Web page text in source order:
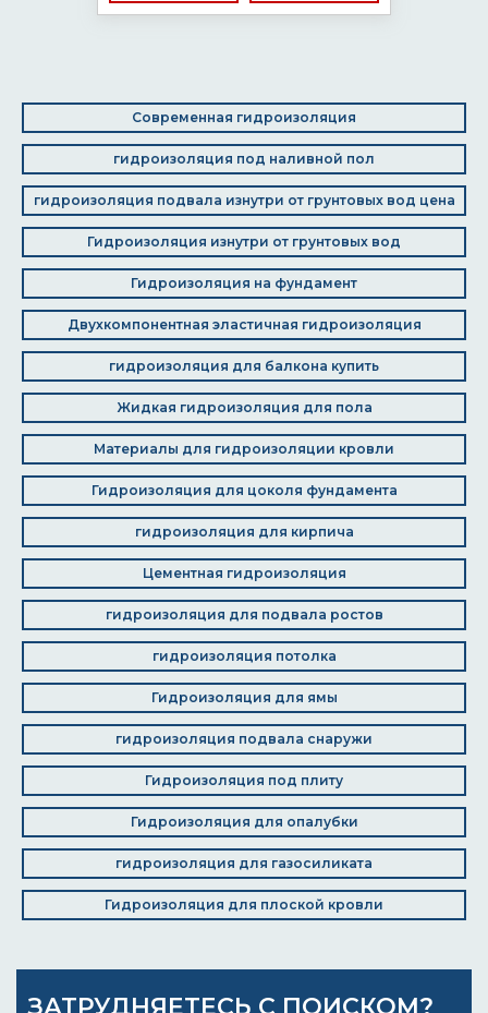
Современная гидроизоляция
гидроизоляция под наливной пол
гидроизоляция подвала изнутри от грунтовых вод цена
Гидроизоляция изнутри от грунтовых вод
Гидроизоляция на фундамент
Двухкомпонентная эластичная гидроизоляция
гидроизоляция для балкона купить
Жидкая гидроизоляция для пола
Материалы для гидроизоляции кровли
Гидроизоляция для цоколя фундамента
гидроизоляция для кирпича
Цементная гидроизоляция
гидроизоляция для подвала ростов
гидроизоляция потолка
Гидроизоляция для ямы
гидроизоляция подвала снаружи
Гидроизоляция под плиту
Гидроизоляция для опалубки
гидроизоляция для газосиликата
Гидроизоляция для плоской кровли
ЗАТРУДНЯЕТЕСЬ С ПОИСКОМ?